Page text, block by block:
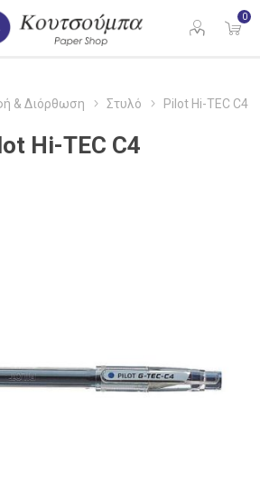
0
& Διόρθωση Στυλό Pilot Hi-TEC C4
Hi-TEC C4